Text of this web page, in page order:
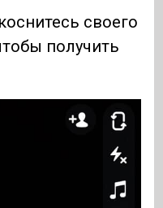
своего
получить